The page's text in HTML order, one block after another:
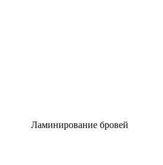
Ламинирование бровей